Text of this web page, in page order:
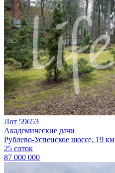
Лот 59653
Академические дачи
Рублево-Успенское шоссе, 19 км
25 соток
87 000 000